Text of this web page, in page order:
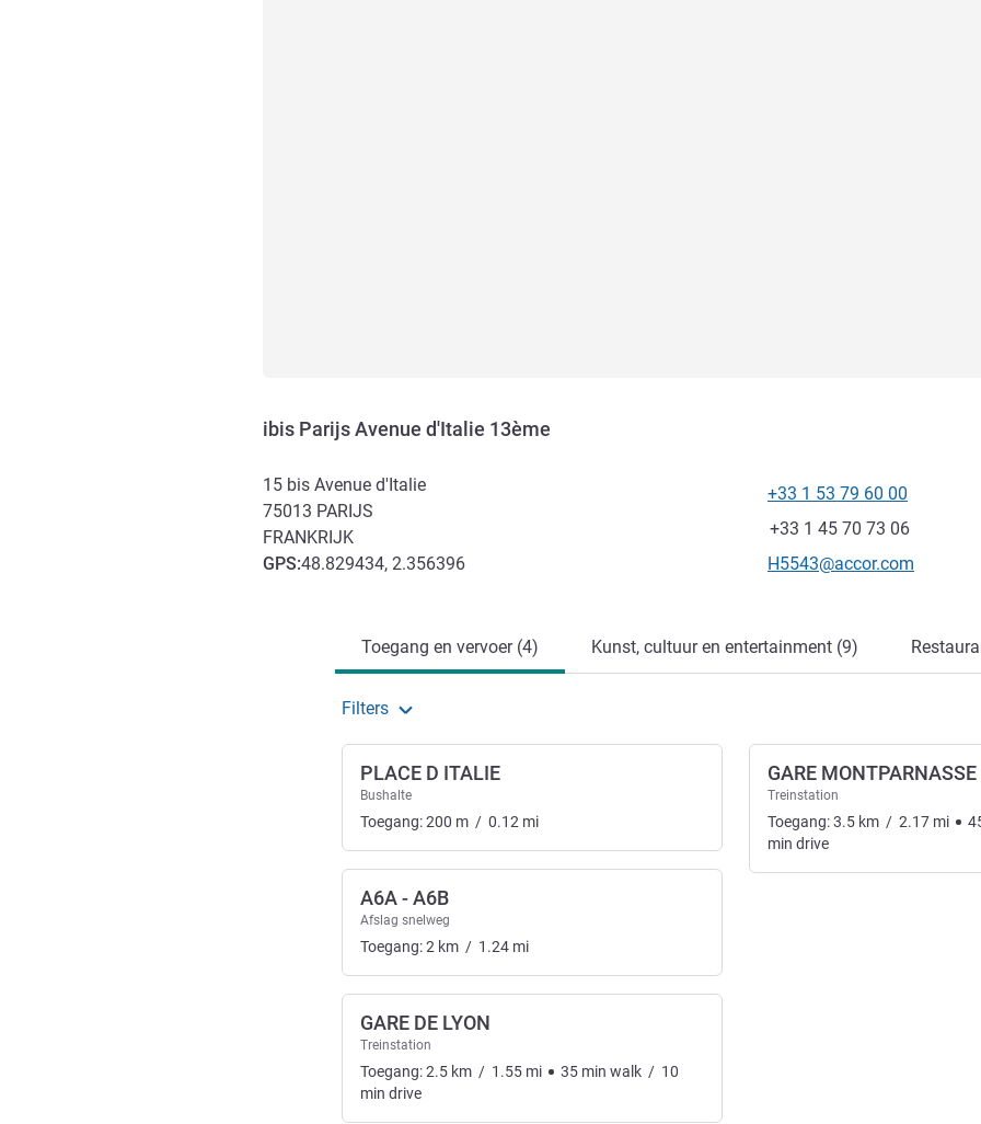
ibis Parijs Avenue d'Italie 13ème
15 bis Avenue d'Italie
75013 PARIJS
FRANKRIJK
GPS:48.829434, 2.356396
Telefoon
+33 1 53 79 60 00
Fax
+33 1 45 70 73 06
E-mailadres voor contact
H5543@accor.com
Toegang en vervoer (4) Kunst, cultuur en entertainment (9)
Filters
PLACE D ITALIE
Bushalte
Toegang:200 m / 0.12 mi
A6A - A6B
Afslag snelweg
Toegang:2 km / 1.24 mi
GARE DE LYON
Treinstation
Toegang:2.5 km / 1.55 mi 35 min walk / 10
min drive
GARE MONTPARNASSE
Treinstation
Toegang:3.5 km / 2.17 mi
min drive